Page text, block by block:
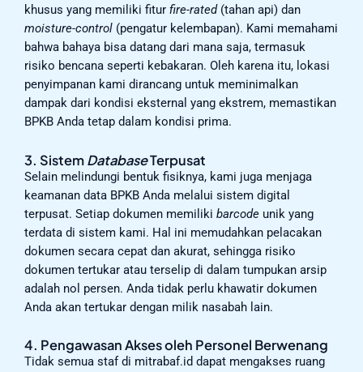
khusus yang memiliki fitur fire-rated(tahan api) dan
moisture-control (pengatur kelembapan). Kami memahami
bahwa bahaya bisa datang dari mana saja, termasuk
risiko bencana seperti kebakaran. Oleh karena itu, lokasi
penyimpanan kami dirancang untuk meminimalkan
dampak dari kondisi eksternal yang ekstrem, memastikan
BPKB Anda tetap dalam kondisi prima.
3. SistemDatabaseTerpusat
Selain melindungi bentuk fisiknya, kami juga menjaga
keamanan data BPKB Anda melalui sistem digital
terpusat. Setiap dokumen memiliki barcode unik yang
terdata di sistem kami. Hal ini memudahkan pelacakan
dokumen secara cepat dan akurat, sehingga risiko
dokumen tertukar atau terselip di dalam tumpukan arsip
adalah nol persen. Anda tidak perlu khawatir dokumen
Anda akan tertukar dengan milik nasabah lain.
4. Pengawasan Akses oleh Personel Berwenang
Tidak semua staf di mitrabaf.id dapat mengakses ruang